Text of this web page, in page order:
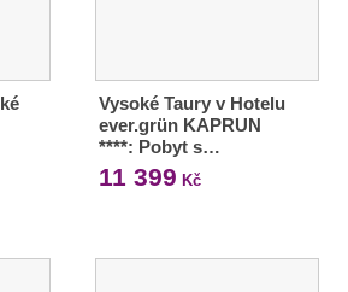
Vysoké Taury v Hotelu
ever.grün KAPRUN
****: Pobyt s…
11 399 Kč